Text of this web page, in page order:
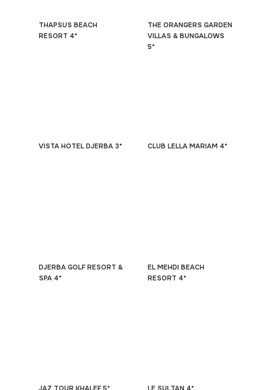
THAPSUS BEACH
RESORT 4*
THE ORANGERS GARDEN
VILLAS & BUNGALOWS
5*
VISTA HOTEL DJERBA 3* CLUB LELLA MARIAM 4*
DJERBA GOLF RESORT &
SPA 4*
EL MEHDI BEACH
RESORT 4*
JAZ TOUR KHALEF 5* LE SULTAN 4*